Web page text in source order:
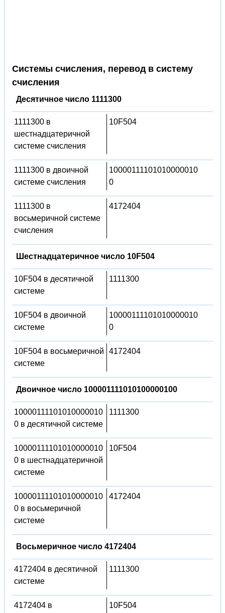
Системы счисления, перевод в систему
счисления
Десятичное число 1111300
1111300 в
шестнадцатеричной
системе счисления
10F504
1111300 в двоичной
системе счисления
10000111101010000010
0
1111300 в
восьмеричной системе
счисления
4172404
Шестнадцатеричное число 10F504
10F504 в десятичной
системе
1111300
10F504 в двоичной
системе
10000111101010000010
0
10F504 в восьмеричной
системе
4172404
Двоичное число 100001111010100000100
10000111101010000010
0 в десятичной системе
1111300
10000111101010000010
0 в шестнадцатеричной
системе
10F504
10000111101010000010
0 в восьмеричной
системе
4172404
Восьмеричное число 4172404
4172404 в десятичной
системе
1111300
4172404 в
10F504